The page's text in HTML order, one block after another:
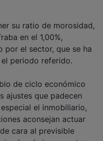
su ratio de morosidad,
en el 1,00%,
el sector, que se ha
periodo referido.
ajustes que padecen
el inmobiliario,
aconsejan actuar
cara al previsible
de incrementos